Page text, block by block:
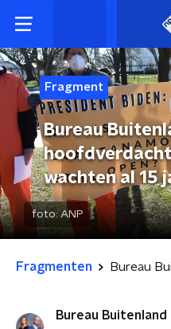
Fragment
Bureau
wachten al 15
foto:ANP
Fragmenten
Bureau Buitenland